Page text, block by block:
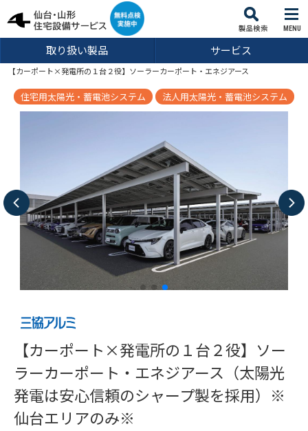
MENU
取り扱い製品 サービス
【カーポート×発電所の１台２役】ソーラーカーポート・エネジアース
住宅用太陽光・蓄電池システム 法人用太陽光・蓄電池システム
【カーポート×発電所の１台２役】ソー
ラーカーポート・エネジアース（太陽光
発電は安心信頼のシャープ製を採用）※
仙台エリアのみ※